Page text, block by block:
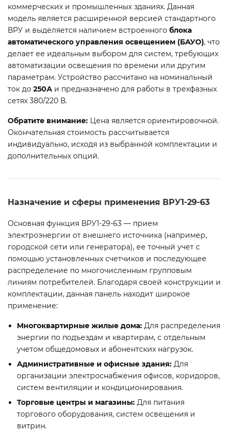
коммерческих и промышленных зданиях. Данная
модель является расширенной версией стандартного
ВРУ и выделяется наличием встроенного блока
автоматического управления освещением (БАУО), что
делает ее идеальным выбором для систем, требующих
автоматизации освещения по времени или другим
параметрам. Устройство рассчитано на номинальный
ток до 250А и предназначено для работы в трехфазных
сетях 380/220 В.
Обратите внимание: Цена является ориентировочной.
Окончательная стоимость рассчитывается
индивидуально, исходя из выбранной комплектации и
дополнительных опций.
Назначение и сферы применения ВРУ1-29-63
Основная функция ВРУ1-29-63 — прием
электроэнергии от внешнего источника (например,
городской сети или генератора), ее точный учет с
помощью установленных счетчиков и последующее
распределение по многочисленным групповым
линиям потребителей. Благодаря своей конструкции и
комплектации, данная панель находит широкое
применение:
Многоквартирные жилые дома: Для распределения
энергии по подъездам и квартирам, с отдельным
учетом общедомовых и абонентских нагрузок.
Административные и офисные здания: Для
организации электроснабжения офисов, коридоров,
систем вентиляции и кондиционирования.
Торговые центры и магазины: Для питания
торгового оборудования, систем освещения и
витрин.